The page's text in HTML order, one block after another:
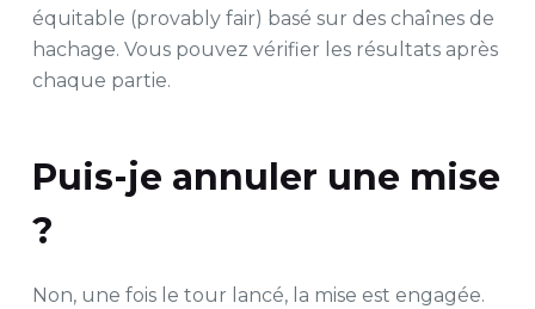
équitable (provably fair) basé sur des chaînes de
hachage. Vous pouvez vérifier les résultats après
chaque partie.
Puis-je annuler une mise
?
Non, une fois le tour lancé, la mise est engagée.